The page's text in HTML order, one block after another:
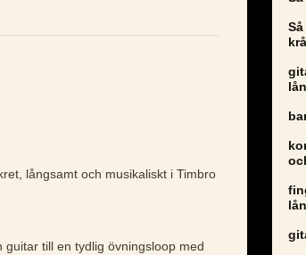
långsamt och musikaliskt i Timbro
till en tydlig övningsloop med